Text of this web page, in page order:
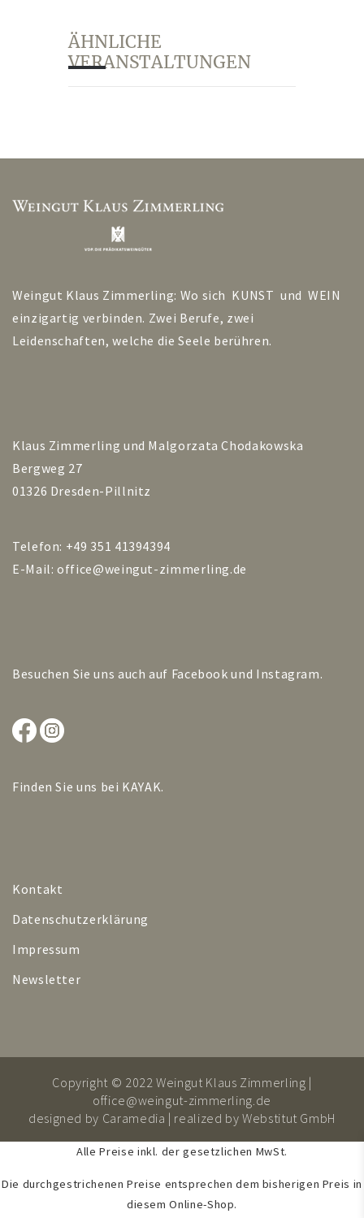
ÄHNLICHE
VERANSTALTUNGEN
Weingut Klaus Zimmerling: Wo sich KUNST und WEIN
einzigartig verbinden. Zwei Berufe, zwei
Leidenschaften, welche die Seele berühren.
Klaus Zimmerling und Malgorzata Chodakowska
Bergweg 27
01326 Dresden-Pillnitz
Telefon: +49 351 41394394
E-Mail:office@weingut-zimmerling.de
Besuchen Sie uns auch auf Facebook und Instagram.
Finden Sie uns bei KAYAK.
Kontakt
Datenschutzerklärung
Impressum
Newsletter
Copyright © 2022 Weingut Klaus Zimmerling |
office@weingut-zimmerling.de
designed by Caramedia | realized byWebstitut GmbH
Alle Preise inkl. der gesetzlichen MwSt.
Die durchgestrichenen Preise entsprechen dem bisherigen Preis in
diesem Online-Shop.